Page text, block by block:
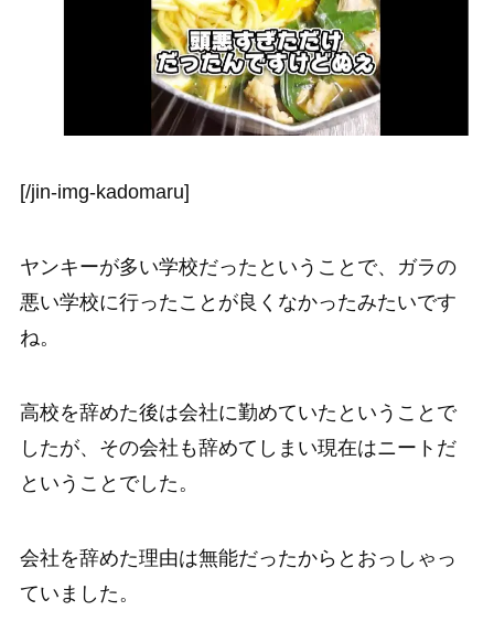
[/jin-img-kadomaru]
ヤンキーが多い学校だったということで、ガラの
悪い学校に行ったことが良くなかったみたいです
ね。
高校を辞めた後は会社に勤めていたということで
したが、その会社も辞めてしまい現在はニートだ
ということでした。
会社を辞めた理由は無能だったからとおっしゃっ
ていました。